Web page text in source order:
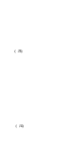
de  Traduction  .
(  /8)
(  /4)